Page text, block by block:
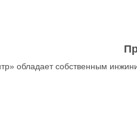
обладает собственным